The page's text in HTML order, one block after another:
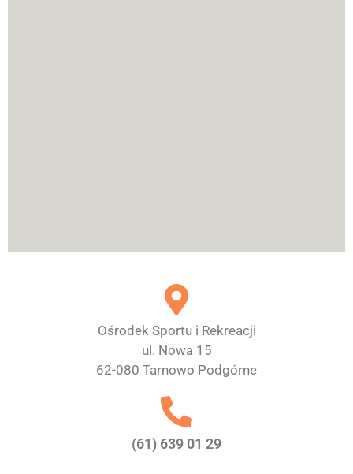
Ośrodek Sportu i Rekreacji
ul. Nowa 15
62-080 Tarnowo Podgórne
(61) 639 01 29